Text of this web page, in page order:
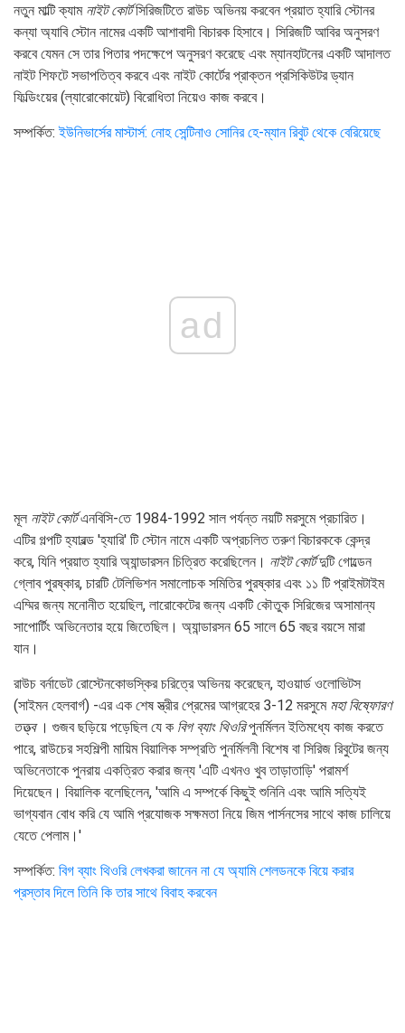
নতুন মাল্টি ক্যাম নাইট কোর্টসিরিজটিতে রাউচ অভিনয় করবেন প্রয়াত হ্যারি স্টোনর
কন্যা অ্যাবি স্টোন নামের একটি আশাবাদী বিচারক হিসাবে। সিরিজটি আবির অনুসরণ
করবে যেমন সে তার পিতার পদক্ষেপে অনুসরণ করেছে এবং ম্যানহাটনের একটি আদালত
নাইট শিফটে সভাপতিত্ব করবে এবং নাইট কোর্টের প্রাক্তন প্রসিকিউটর ড্যান
ফিল্ডিংয়ের (ল্যারোকোয়েট) বিরোধিতা নিয়েও কাজ করবে।
সম্পর্কিত:ইউনিভার্সের মাস্টার্স: নোহ সেন্টিনাও সোনির হে-ম্যান রিবুট থেকে বেরিয়েছে
ad
মূল নাইট কোর্টএনবিসি-তে 1984-1992 সাল পর্যন্ত নয়টি মরসুমে প্রচারিত।
এটির গল্পটি হ্যারল্ড 'হ্যারি' টি স্টোন নামে একটি অপ্রচলিত তরুণ বিচারককে কেন্দ্র
করে, যিনি প্রয়াত হ্যারি অ্যান্ডারসন চিত্রিত করেছিলেন। নাইট কোর্টদুটি গোল্ডেন
গ্লোব পুরষ্কার, চারটি টেলিভিশন সমালোচক সমিতির পুরষ্কার এবং ১১ টি প্রাইমটাইম
এম্মির জন্য মনোনীত হয়েছিল, লারোকেটের জন্য একটি কৌতুক সিরিজের অসামান্য
সাপোর্টিং অভিনেতার হয়ে জিতেছিল। অ্যান্ডারসন 65 সালে 65 বছর বয়সে মারা
যান।
রাউচ বর্নাডেট রোস্টেনকোভস্কির চরিত্রে অভিনয় করেছেন, হাওয়ার্ড ওলোভিটস
(সাইমন হেলবার্গ) -এর এক শেষ স্ত্রীর প্রেমের আগ্রহের 3-12 মরসুমে মহা বিষ্ফোরণ
তত্ত্ব। গুজব ছড়িয়ে পড়েছিল যে ক বিগ ব্যাং থিওরিপুনর্মিলন ইতিমধ্যে কাজ করতে
পারে, রাউচের সহশিল্পী মায়িম বিয়ালিক সম্প্রতি পুনর্মিলনী বিশেষ বা সিরিজ রিবুটের জন্য
অভিনেতাকে পুনরায় একত্রিত করার জন্য 'এটি এখনও খুব তাড়াতাড়ি' পরামর্শ
দিয়েছেন। বিয়ালিক বলেছিলেন, 'আমি এ সম্পর্কে কিছুই শুনিনি এবং আমি সত্যিই
ভাগ্যবান বোধ করি যে আমি প্রযোজক সক্ষমতা নিয়ে জিম পার্সনসের সাথে কাজ চালিয়ে
যেতে পেলাম।'
সম্পর্কিত: বিগ ব্যাং থিওরি লেখকরা জানেন না যে অ্যামি শেলডনকে বিয়ে করার
প্রস্তাব দিলে তিনি কি তার সাথে বিবাহ করবেন